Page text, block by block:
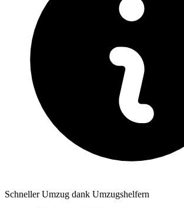
Schneller Umzug dank Umzugshelfern